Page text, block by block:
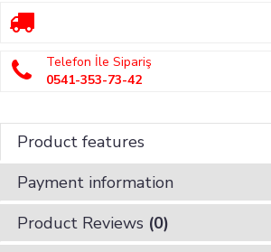
Telefon İle Sipariş
0541-353-73-42
Product features
Payment information
Product Reviews (0)